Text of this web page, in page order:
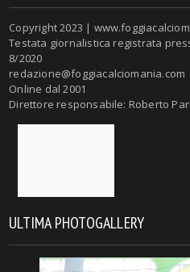
Copyright 2023 |
Testata giornalistica registrata
8/2020
redazione@foggiacalciomania.com
Online dal 2001
Direttore responsabile: Roberto
ULTIMA PHOTOGALLERY